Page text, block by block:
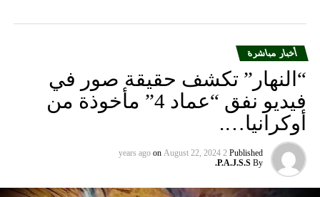
أخبار مباشرة
“النهار” تكشف حقيقة صور في
فيديو نفق “عماد 4” مأخوذة من
أوكرانيا….
Published
2 years ago
on August 22, 2024
By
P.A.J.S.S.